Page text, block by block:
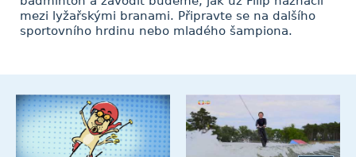
mezi lyžařskými branami. Připravte se na dalšího
sportovního hrdinu nebo mladého šampiona.